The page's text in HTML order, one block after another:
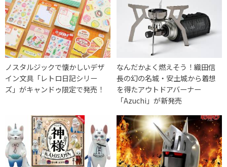
ノスタルジックで懐かしいデザ
イン文具「レトロ日記シリー
ズ」がキャンドゥ限定で発売！
なんだかよく燃えそう！織田信
長の幻の名城・安土城から着想
を得たアウトドアバーナー
「Azuchi」が新発売